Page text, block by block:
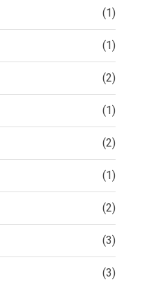
(1)
(1)
(2)
(1)
(2)
(1)
(2)
(3)
(3)